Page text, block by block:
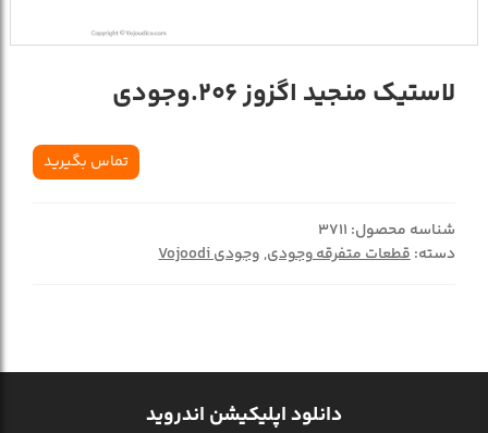
لاستیک منجید اگزوز 206.وجودی
تماس بگیرید
شناسه محصول: 3711
دسته:قطعات متفرقه وجودی,وجودی Vojoodi
دانلود اپلیکیشن اندروید